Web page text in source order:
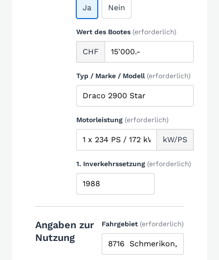
Ja Nein
Wert des Bootes (erforderlich)
CHF
Typ / Marke / Modell (erforderlich)
Motorleistung (erforderlich)
kW/PS
1. Inverkehrssetzung (erforderlich)
Angaben zur
Nutzung
Fahrgebiet (erforderlich)